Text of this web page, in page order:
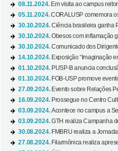
08.11.2024. Em visita ao campus
05.11.2024.CORALUSP comemora
30.10.2024.Ciência brasileira ganha
30.10.2024.Obesos com inflamação
30.10.2024.Comunicado dos
14.10.2024. Exposição “Imaginação
01.10.2024. PUSP-B anuncia
01.10.2024. FOB-USP promove
27.09.2024. Evento sobre Relações
16.09.2024. Prossegue no Centro
03.09.2024.Acontece no campus a
03.09.2024.GTH realiza Campanha
30.08.2024. FMBRU realiza a
27.08.2024. Filarmônica realiza